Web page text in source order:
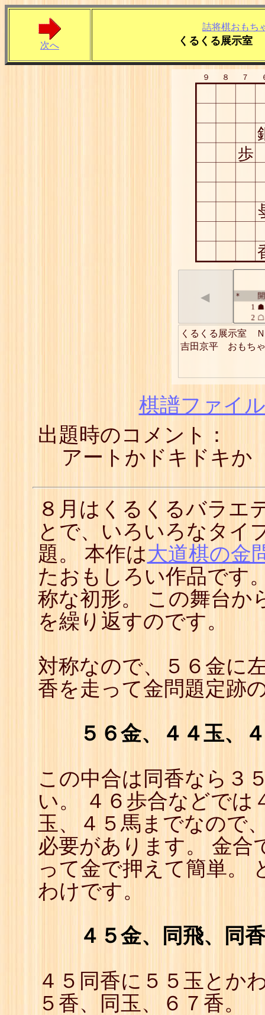
次へ
詰将棋おもち
くるくる展示室
９ ８ ７
歩
◀ *
1 ☗
2 ☖
☗
5 ☗
8 ☖
10
11☗
15
19☗
20☖
21☗
22☖
23☗
24☖
25
26☖
27
☗
☖
33☗
34
35☗
詰
くるくる展示室　
吉田京平　おもち
棋譜ファイ
出題時のコメント：
アートかドキドキ
８月はくるくるバラエ
とで、いろいろなタイ
題。 本作は大道棋の金
たおもしろい作品です
称な初形。 この舞台か
を繰り返すのです。
対称なので、５６金に
香を走って金問題定跡
５６金、４４玉、
この中合は同香なら３
い。 ４６歩合などでは
玉、４５馬までなので
必要があります。 金合
って金で押えて簡単。
わけです。
４５金、同飛、同
４５同香に５５玉とか
５香、同玉、６７香。